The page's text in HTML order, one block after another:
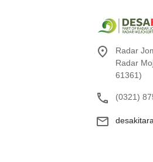
Radar
Radar
61361)
(0321)